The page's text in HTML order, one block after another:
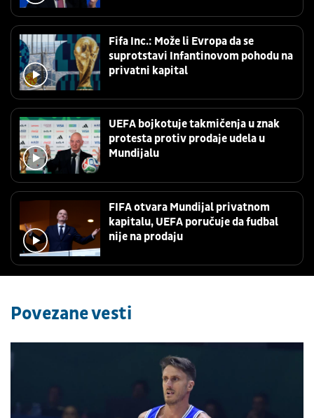
Fifa Inc.: Može li Evropa da se
suprotstavi Infantinovom pohodu na
privatni kapital
UEFA bojkotuje takmičenja u znak
protesta protiv prodaje udela u
Mundijalu
FIFA otvara Mundijal privatnom
kapitalu, UEFA poručuje da fudbal
nije na prodaju
Povezane vesti